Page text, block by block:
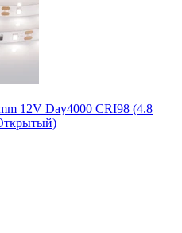
12V Day4000 CRI98 (4.8